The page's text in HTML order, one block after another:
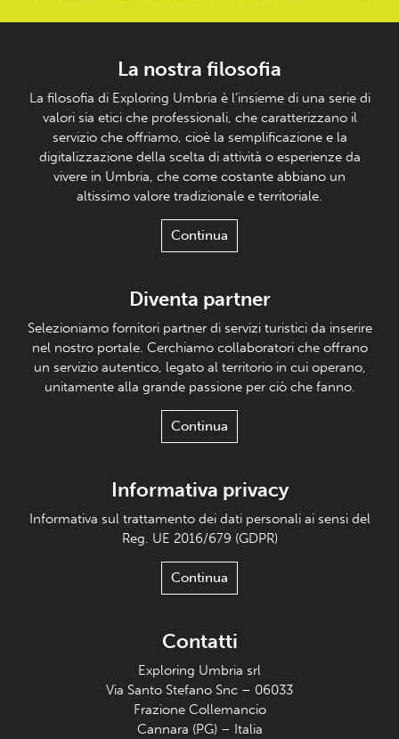
La nostra filosofia
La filosofia di Exploring Umbria è l’insieme di una serie di
valori sia etici che professionali, che caratterizzano il
servizio che offriamo, cioè la semplificazione e la
digitalizzazione della scelta di attività o esperienze da
vivere in Umbria, che come costante abbiano un
altissimo valore tradizionale e territoriale.
Continua
Diventa partner
Selezioniamo fornitori partner di servizi turistici da inserire
nel nostro portale. Cerchiamo collaboratori che offrano
un servizio autentico, legato al territorio in cui operano,
unitamente alla grande passione per ciò che fanno.
Continua
Informativa privacy
Informativa sul trattamento dei dati personali ai sensi del
Reg. UE 2016/679 (GDPR)
Continua
Contatti
Exploring Umbria srl
Via Santo Stefano Snc – 06033
Frazione Collemancio
Cannara (PG) – Italia